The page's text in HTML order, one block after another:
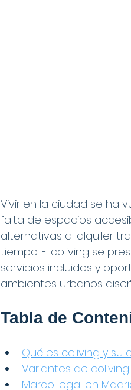
Vivir en la ciudad se ha
falta de espacios
alternativas al alquiler
tiempo. El coliving se
servicios incluidos y
ambientes urbanos
Tabla de
Qué es coliving y su
Variantes de
Marco legal en